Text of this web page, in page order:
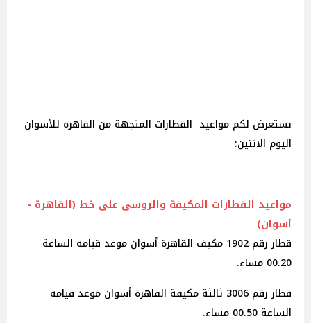
نستعرض لكم مواعيد القطارات المتجهة من القاهرة للأسوان
اليوم الاثنين:
مواعيد القطارات المكيفة والروسى على خط (القاهرة -
أسوان)
قطار رقم 1902 مكيف القاهرة أسوان موعد قيامه الساعة
00.20 مساء.
قطار رقم 3006 ثالثة مكيفة القاهرة أسوان موعد قيامه
الساعة 00.50 مساء.